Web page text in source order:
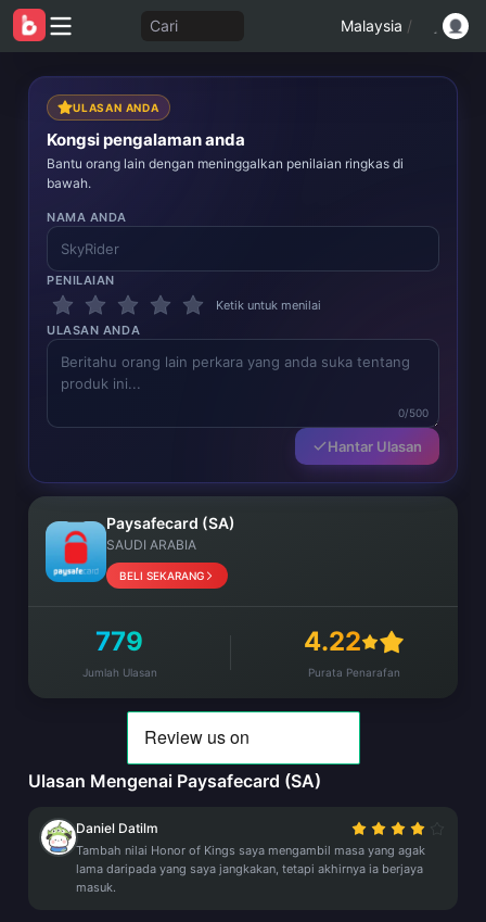
Cari Malaysia /
ULASAN ANDA
Kongsi pengalaman anda
Bantu orang lain dengan meninggalkan penilaian ringkas di
bawah.
NAMA ANDA
PENILAIAN
Ketik untuk menilai
ULASAN ANDA
0/500
Hantar Ulasan
Paysafecard (SA)
SAUDI ARABIA
BELI SEKARANG
779
Jumlah Ulasan
4.22
Purata Penarafan
Ulasan Mengenai Paysafecard (SA)
Daniel Datilm
Tambah nilai Honor of Kings saya mengambil masa yang agak
lama daripada yang saya jangkakan, tetapi akhirnya ia berjaya
masuk.